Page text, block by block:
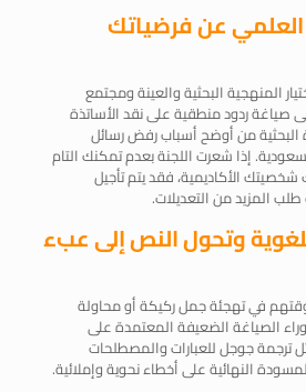
العلمي عن فرضياتك
المنهجية البحثية والعينة ومجتمع
صياغة ردود منطقية على نقد الأساتذة
من أوضح أسباب رفض رسائل
إذا شعرت اللجنة بعدم تمكنك التام
شخصيتك الأكاديمية، فقد يتم تأجيل
المزيد من التعديلات.
وتحول النص إلى عبء
في تهجئة جمل ركيكة أو محاولة
الصياغة الضعيفة المعتمدة على
ترجمة جوجل للعبارات والمصطلحات
النهائية على أخطاء نحوية وإملائية.